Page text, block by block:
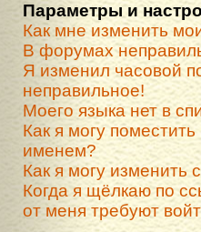
Параметры и
Как мне изменить
В форумах
Я изменил часовой
неправильное!
Моего языка нет в
Как я могу
именем?
Как я могу изменить
Когда я щёлкаю по
от меня требуют